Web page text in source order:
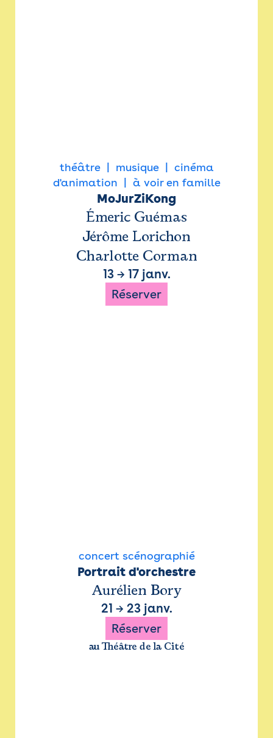
théâtre musique
cinéma
d'animation
à voir en famille
MoJurZiKong
Émeric Guémas
Jérôme Lorichon
Charlotte Corman
13→ 17 janv.
Réserver
concert scénographié
Portrait d'orchestre
Aurélien Bory
21 → 23 janv.
Réserver
au Théâtre de la Cité